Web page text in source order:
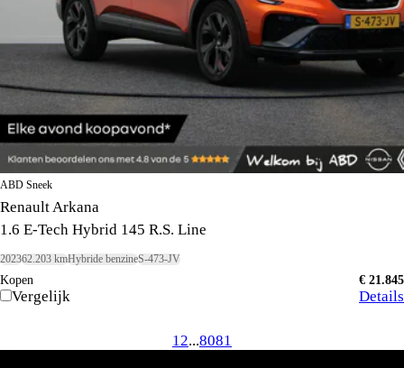
ABD Sneek
Renault Arkana
1.6 E-Tech Hybrid 145 R.S. Line
202362.203 kmHybride benzineS-473-JV
Kopen € 21.845
Vergelijk Details
12...8081